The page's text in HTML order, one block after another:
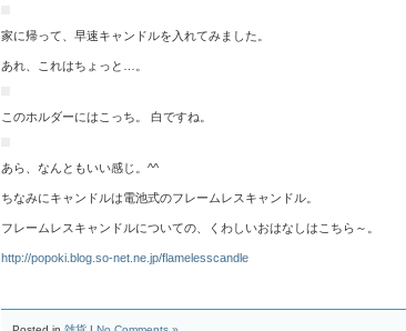
家に帰って、早速キャンドルを入れてみました。
あれ、これはちょっと…。
このホルダーにはこっち。 白ですね。
あら、なんともいい感じ。^^
ちなみにキャンドルは電池式のフレームレスキャンドル。
フレームレスキャンドルについての、くわしいおはなしはこちら～。
http://popoki.blog.so-net.ne.jp/flamelesscandle